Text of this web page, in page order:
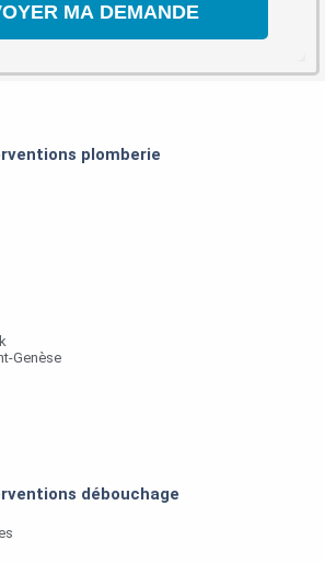
plomberie
Genèse
débouchage